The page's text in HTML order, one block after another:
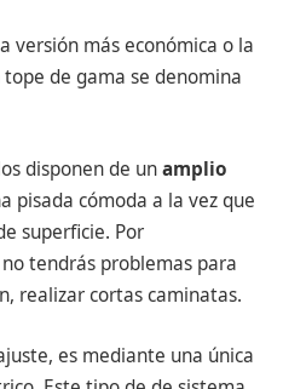
versión más económica o la
tope de gama se denomina
disponen de unamplio
pisada cómoda a la vez que
superficie. Por
tendrás problemas para
realizar cortas caminatas.
es mediante una única